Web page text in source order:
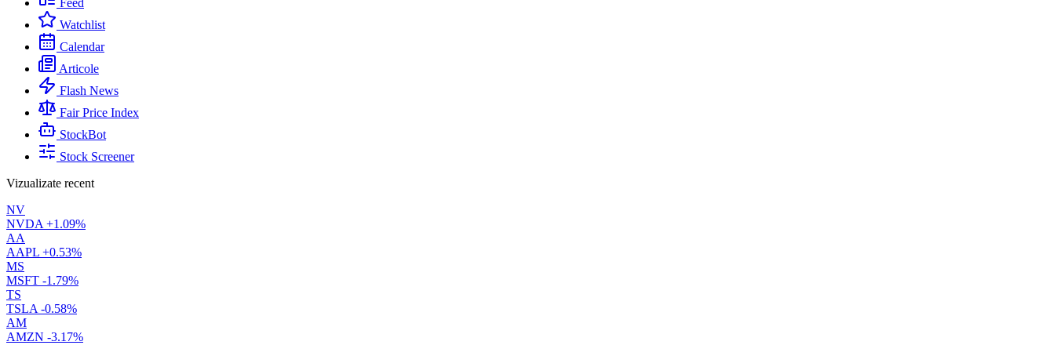
Feed
Watchlist
Calendar
Articole
Flash News
Fair Price Index
StockBot
Stock Screener
Vizualizate recent
NV
NVDA +1.09%
AA
AAPL +0.53%
MS
MSFT -1.79%
TS
TSLA -0.58%
AM
AMZN -3.17%